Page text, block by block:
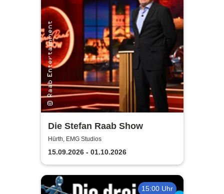
Die Stefan Raab Show
Hürth, EMG Studios
15.09.2026 - 01.10.2026
15:00 Uhr